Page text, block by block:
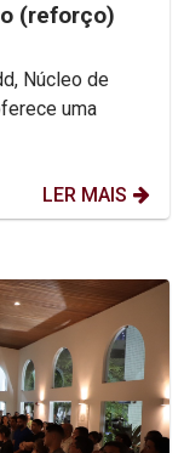
(reforço)
Núcleo de
uma
LER MAIS